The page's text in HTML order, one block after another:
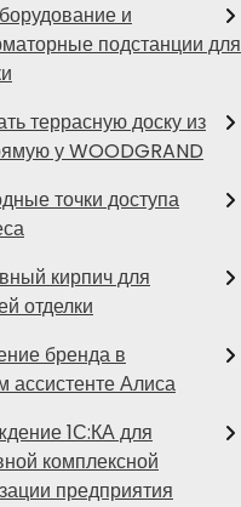
и
подстанции для
террасную доску из
у WOODGRAND
точки доступа
кирпич для
отделки
бренда в
ассистенте Алиса
1С:КА для
комплексной
предприятия